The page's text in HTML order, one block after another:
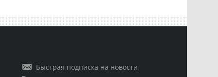
Быстрая подписка на новости